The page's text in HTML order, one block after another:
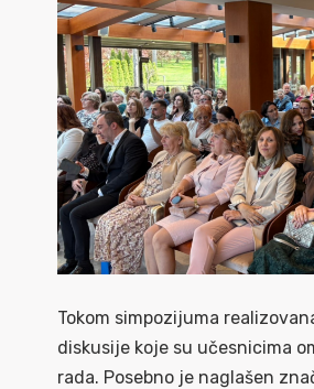
Tokom simpozijuma
diskusije koje su učesnicima
rada. Posebno je naglašen